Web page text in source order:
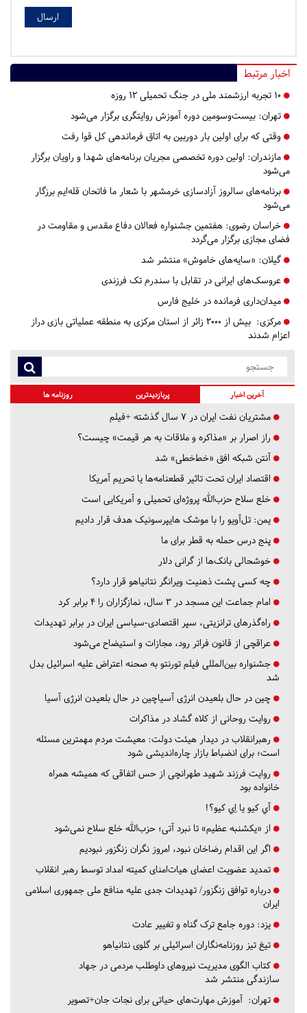
اخبار مرتبط
۱۰ تجربه ارزشمند ملی در جنگ تحمیلی ۱۲ روزه
تهران: بیست‌وسومین دوره آموزش روایتگری برگزار می‌شود
وقتی که برای اولین بار دوربین به اتاق فرماندهی کل قوا رفت
مازندران: اولین دوره تخصصی مجریان برنامه‌های شهدا و راویان برگزار
می‌شود
برنامه‌های سالروز آزادسازی خرمشهر با شعار ما فاتحان قله‌ایم برزگار
می‌شود
خراسان رضوی: هفتمین جشنواره فعالان دفاع مقدس و مقاومت در
فضای مجازی برگزار می‌گردد
گیلان: «سایه‌های خاموش» منتشر شد
عروسک‌های ایرانی در تقابل با سندرم تک فرزندی
میدان‌داری فرمانده در خلیج فارس
مرکزی:
بیش از ۲۰۰۰ زائر از استان مرکزی به منطقه عملیاتی بازی دراز
اعزام شدند
آخرین اخبار پربازدیدترین روزنامه ها
مشتریان نفت ایران در ۷ سال گذشته +فیلم
راز اصرار بر «مذاکره و ملاقات به هر قیمت» چیست؟
آنتن شبکه افق «خط‌خطی» شد
اقتصاد ایران تحت تاثیر قطعنامه‌ها یا تحریم‌ آمریکا
خلع سلاح حزب‌الله پروژه‌ای تحمیلی و آمریکایی است
یمن: تل‌آویو را با موشک هایپرسونیک هدف قرار دادیم
پنج درس‌ حمله به قطر برای ما
خوشحالی بانک‌ها از گرانی دلار
چه کسی پشت ذهنیت ویرانگر نتانیاهو قرار دارد؟
امام جماعت این مسجد در ۳ سال، نمازگزاران را ۴ برابر کرد
راه‌گذرهای ترانزیتی، سپر اقتصادی-سیاسی ایران در برابر تهدیدات
عراقچی از قانون فراتر رود، مجازات و استیضاح می‌شود
جشنواره بین‌المللی فیلم تورنتو به صحنه اعتراض علیه اسرائیل بدل
شد
چین در حال بلعیدن انرژی آسیاچین در حال بلعیدن انرژی آسیا
روایت روحانی از کلاه گشاد در مذاکرات
رهبرانقلاب در دیدار هیئت دولت: معیشت مردم مهمترین مسئله
است؛ برای انضباط بازار چاره‌اندیشی شود
روایت فرزند شهید طهرانچی از حس اتفاقی که همیشه همراه
خانواده بود
آي كيو يا اِي كيو؟!
از «یکشنبه عظیم» تا نبرد آتی؛ حزب‌الله خلع سلاح نمی‌شود
اگر این اقدام رضاخان نبود، امروز نگران زنگزور نبودیم
تمدید عضویت اعضای هیات‌امنای کمیته امداد توسط رهبر انقلاب
درباره توافق زنگزور/ تهدیدات جدی علیه منافع ملی جمهوری اسلامی
ایران
یزد: دوره جامع ترک گناه و تغییر عادت
تیغ تیز روزنامه‌نگاران اسرائیلی بر گلوی نتانیاهو
کتاب الگوی مدیریت نیروهای داوطلب مردمی در جهاد
سازندگی منتشر شد
تهران: آموزش مهارت‌های حیاتی برای نجات جان+تصویر